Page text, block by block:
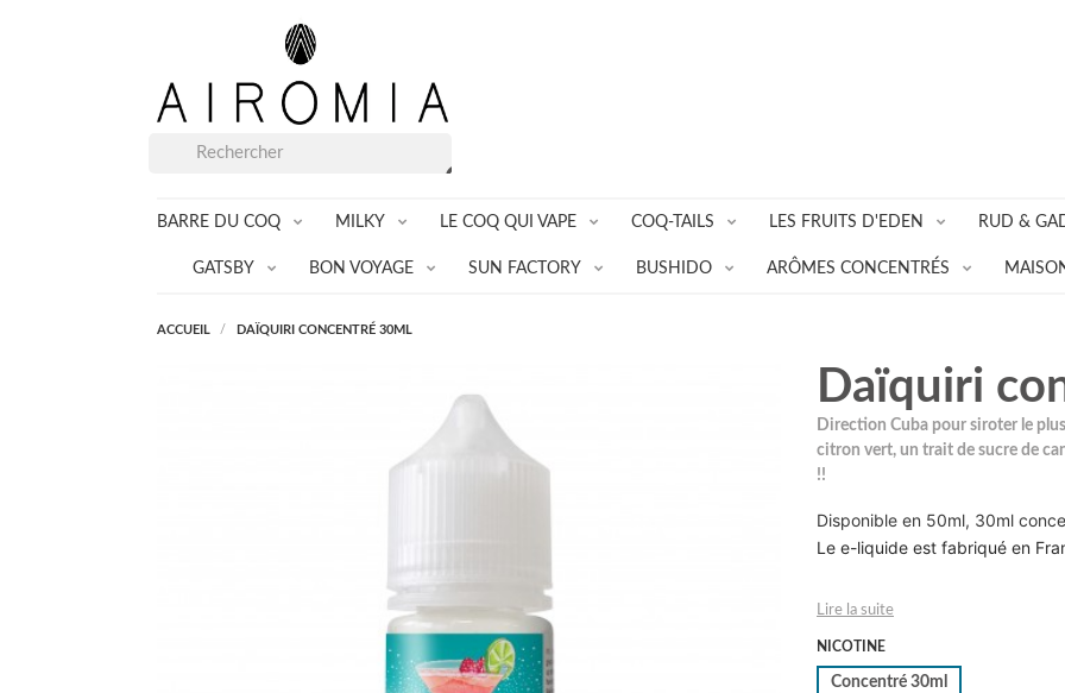
BARRE DU COQ MILKY LE COQ QUI VAPE COQ-TAILS LES FRUITS D'EDEN RUD &
GATSBY BON VOYAGE SUN FACTORY BUSHIDO ARÔMES CONCENTRÉS
ACCUEIL DAÏQUIRI CONCENTRÉ 30ML
Daïquiri
Direction Cuba pour siroter le
citron vert, un trait de sucre de
!!
Disponible en 50ml, 30ml
Le e-liquide est fabriqué en
Lire la suite
NICOTINE
Concentré 30ml